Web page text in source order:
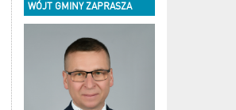
WÓJT GMINY ZAPRASZA